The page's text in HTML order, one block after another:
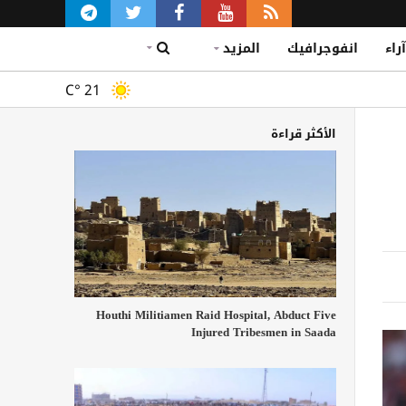
آراء انفوجرافيك المزيد
C° 21
الأكثر قراءة
Houthi Militiamen Raid Hospital, Abduct Five
Injured Tribesmen in Saada